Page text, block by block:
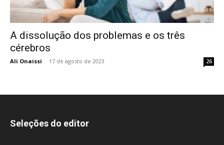
A dissolução dos problemas e os três
cérebros
Ali Onaissi - 17 de agosto de 2023 26
Seleções do editor